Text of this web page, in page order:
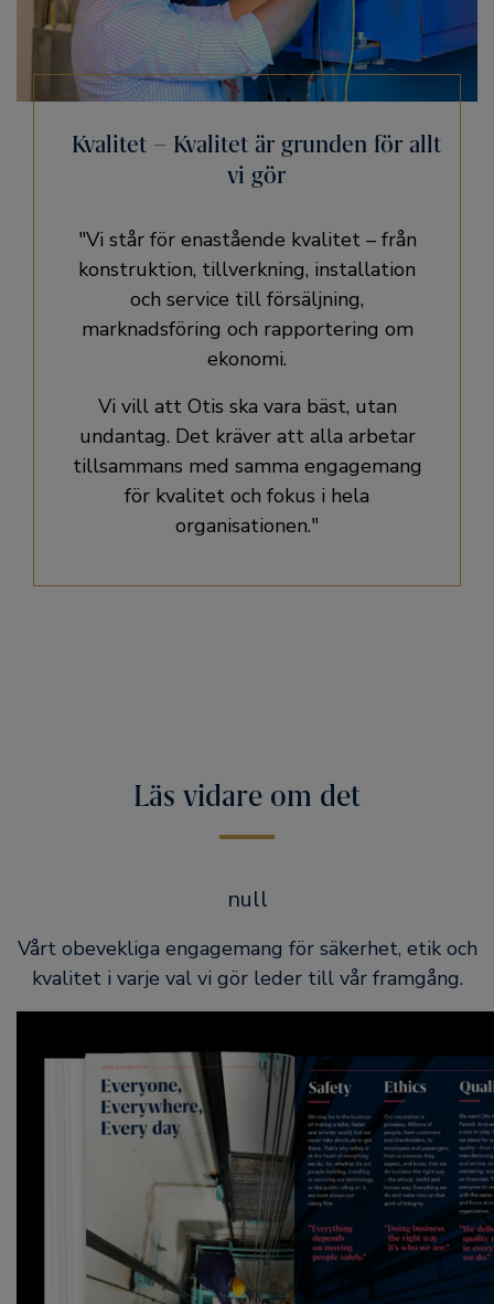
Kvalitet – Kvalitet är grunden för allt
vi gör
"Vi står för enastående kvalitet – från
konstruktion, tillverkning, installation
och service till försäljning,
marknadsföring och rapportering om
ekonomi.
Vi vill att Otis ska vara bäst, utan
undantag. Det kräver att alla arbetar
tillsammans med samma engagemang
för kvalitet och fokus i hela
organisationen."
Läs vidare om det
null
Vårt obevekliga engagemang för säkerhet, etik och
kvalitet i varje val vi gör leder till vår framgång.